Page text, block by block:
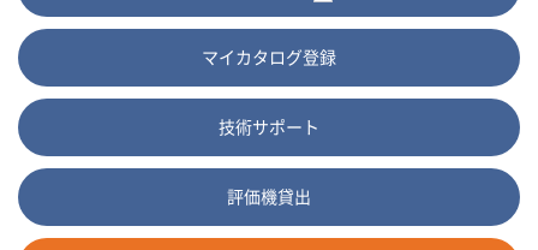
マイカタログ登録
技術サポート
評価機貸出